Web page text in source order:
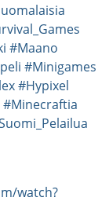
#Maano
#Minigames
#Hypixel
#Minecraftia
watch?